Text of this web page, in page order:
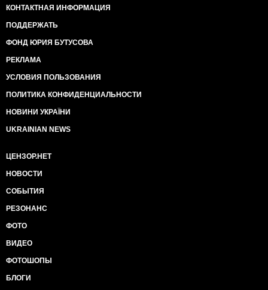
КОНТАКТНАЯ ИНФОРМАЦИЯ
ПОДДЕРЖАТЬ
ФОНД ЮРИЯ БУТУСОВА
РЕКЛАМА
УСЛОВИЯ ПОЛЬЗОВАНИЯ
ПОЛИТИКА КОНФИДЕНЦИАЛЬНОСТИ
НОВИНИ УКРАЇНИ
UKRAINIAN NEWS
ЦЕНЗОР.НЕТ
НОВОСТИ
СОБЫТИЯ
РЕЗОНАНС
ФОТО
ВИДЕО
ФОТОШОПЫ
БЛОГИ